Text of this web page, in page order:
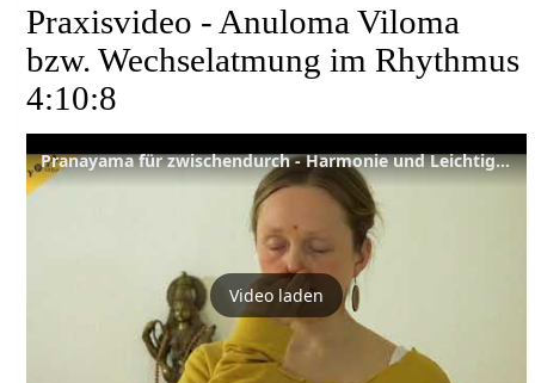
Praxisvideo - Anuloma Viloma
bzw. Wechselatmung im Rhythmus
4:10:8
Pranayama für zwischendurch - Harmonie und Leichtigkeit durch die Wechselatmung im Rhythmus 4:10:8
Video laden